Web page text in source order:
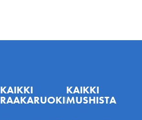
KAIKKI
RAAKARUOKINNASTA
KAIKKI
MUSHISTA